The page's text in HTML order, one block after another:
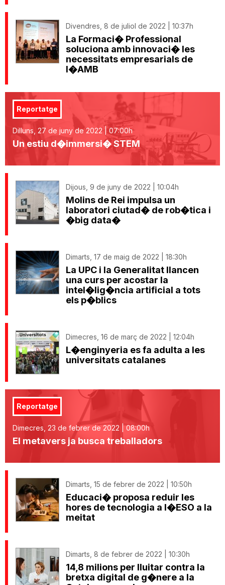
Divendres, 8 de juliol de 2022 | 10:37h
La Formaci� Professional
soluciona amb innovaci� les
necessitats empresarials de
l�AMB
Reportatge
Dilluns, 27 de juny de 2022 | 07:00h
Un estiu d�immersi� STEM
Dijous, 9 de juny de 2022 | 10:04h
Molins de Rei impulsa un
laboratori ciutad� de rob�tica i
�big data�
Dimarts, 17 de maig de 2022 | 18:30h
La UPC i la Generalitat llancen
una curs per acostar la
intel�lig�ncia artificial a tots
els p�blics
Dimecres, 16 de març de 2022 | 12:04h
L�enginyeria es fa adulta a les
universitats catalanes
Reportatge
Dimecres, 23 de febrer de 2022 | 08:00h
El metavers ja busca treballadors
Dimarts, 15 de febrer de 2022 | 10:50h
Educaci� proposa reduir les
hores de tecnologia a l�ESO a la
meitat
Dimarts, 8 de febrer de 2022 | 10:30h
14,8 milions per lluitar contra la
bretxa digital de g�nere a la